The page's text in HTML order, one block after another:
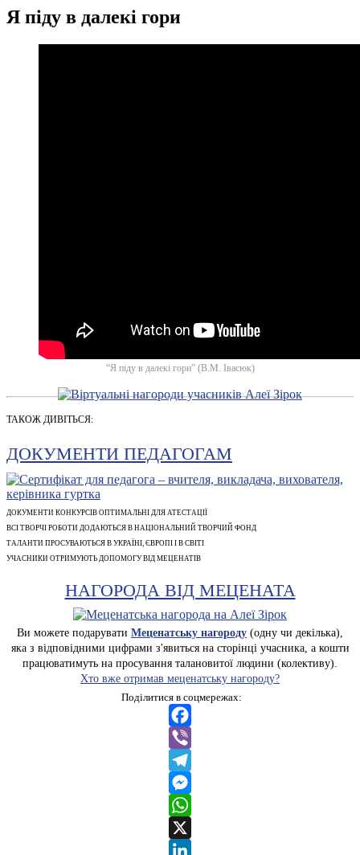
Я піду в далекі гори
“Я піду в далекі гори” (В.М. Івасюк)
ТАКОЖ ДИВІТЬСЯ:
ДОКУМЕНТИ ПЕДАГОГАМ
ДОКУМЕНТИ КОНКУРСІВ ОПТИМАЛЬНІ ДЛЯ АТЕСТАЦІЇ
ВСІ ТВОРЧІ РОБОТИ ДОДАЮТЬСЯ В НАЦІОНАЛЬНИЙ ТВОРЧИЙ ФОНД
ТАЛАНТИ ПРОСУВАЮТЬСЯ В УКРАЇНІ, ЄВРОПІ І В СВІТІ
УЧАСНИКИ ОТРИМУЮТЬ ДОПОМОГУ ВІД МЕЦЕНАТІВ
НАГОРОДА ВІД МЕЦЕНАТА
Ви можете подарувати Меценатську нагороду (одну чи декілька),
яка з відповідними цифрами з'явиться на сторінці учасника, а кошти
працюватимуть на просування талановитої людини (колективу).
Хто вже отримав меценатську нагороду?
Поділитися в соцмережах:
Facebook
Viber
Telegram
Messenger
WhatsApp
X